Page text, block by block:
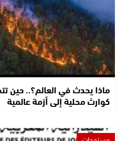
ماذا يحدث في العالم؟.. حين
كوارث محلية إلى أزمة عالمية